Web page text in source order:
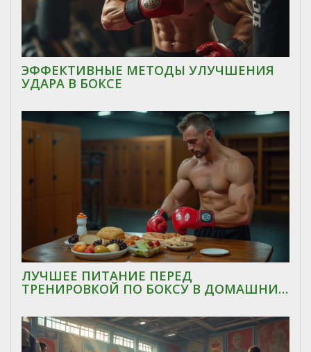
ЭФФЕКТИВНЫЕ МЕТОДЫ УЛУЧШЕНИЯ
УДАРА В БОКСЕ
ЛУЧШЕЕ ПИТАНИЕ ПЕРЕД
ТРЕНИРОВКОЙ ПО БОКСУ В ДОМАШНИХ